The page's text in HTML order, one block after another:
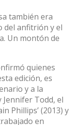
también era
del anfitrión y el
Un montón de
quienes
edición, es
y a la
Jennifer Todd, el
Phillips’ (2013) y
en